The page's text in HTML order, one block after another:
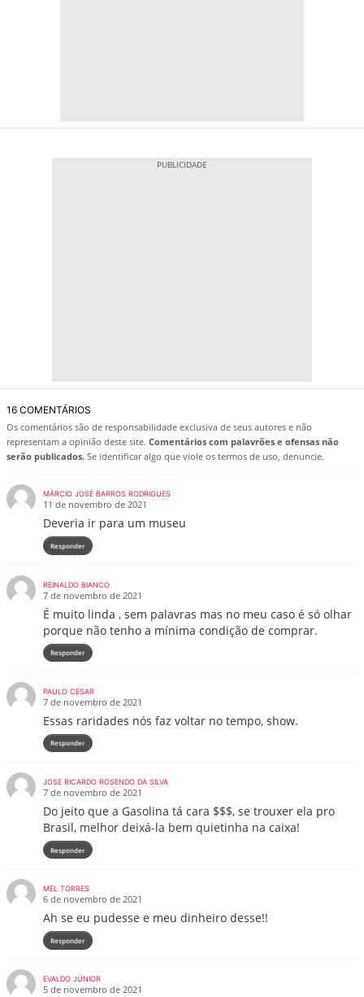
16 COMENTÁRIOS
Os comentários são de responsabilidade exclusiva de seus autores e não
representam a opinião deste site. Comentários com palavrões e ofensas não
serão publicados. Se identificar algo que viole os termos de uso, denuncie.
MÁRCIO JOSÉ BARROS RODRIGUES
11 de novembro de 2021
Deveria ir para um museu
Responder
REINALDO BIANCO
7 de novembro de 2021
É muito linda , sem palavras mas no meu caso é só olhar
porque não tenho a mínima condição de comprar.
Responder
PAULO CESAR
7 de novembro de 2021
Essas raridades nós faz voltar no tempo, show.
Responder
JOSE RICARDO ROSENDO DA SILVA
7 de novembro de 2021
Do jeito que a Gasolina tá cara $$$, se trouxer ela pro
Brasil, melhor deixá-la bem quietinha na caixa!
Responder
MEL TORRES
6 de novembro de 2021
Ah se eu pudesse e meu dinheiro desse!!
Responder
EVALDO JÚNIOR
5 de novembro de 2021